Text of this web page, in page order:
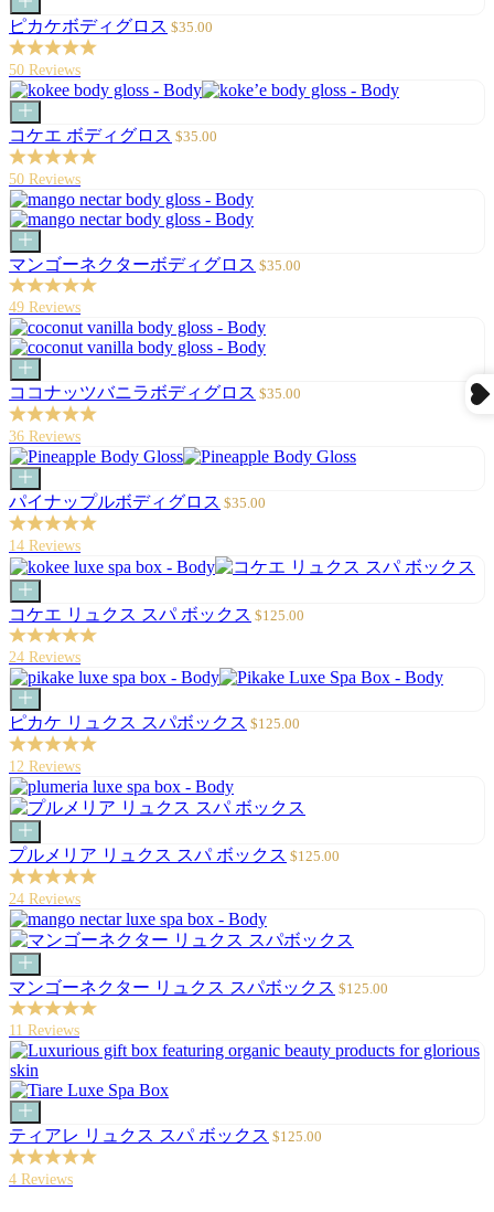
ー
ト
に
追
加
ピカケボディグロス セ
価
格
$35.00
50 Reviews
カ
ー
ト
に
追
加
コケエ ボディグロス セ
価
格
$35.00
50 Reviews
カ
ー
ト
に
追
加
マンゴーネクターボディグロス セ
価
格
$35.00
49 Reviews
カ
ー
ト
に
追
加
ココナッツバニラボディグロス セ
価
格
$35.00
36 Reviews
カ
ー
ト
に
追
加
パイナップルボディグロス セ
価
格
$35.00
14 Reviews
カ
ー
ト
に
追
加
コケエ リュクス スパ ボックス セ
価
格
$125.00
24 Reviews
カ
ー
ト
に
追
加
ピカケ リュクス スパボックス セ
格
$125.00
12 Reviews
カ
ー
ト
に
追
加
プルメリア リュクス スパ ボックス セ
格
$125.00
24 Reviews
カ
ー
ト
に
追
加
マンゴーネクター リュクス スパボックス セ
価
格
$125.00
11 Reviews
カ
ー
ト
に
追
ティアレ リュクス スパ ボックス セ
$125.00
4 Reviews